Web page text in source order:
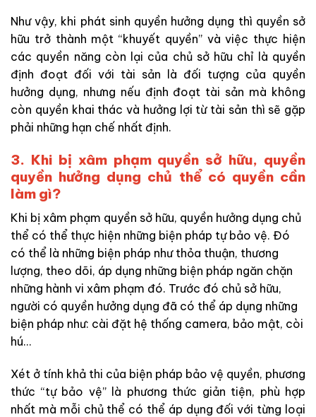
Như vậy, khi phát sinh quyền hưởng dụng thì quyền sở
hữu trở thành một “khuyết quyền” và việc thực hiện
các quyền năng còn lại của chủ sở hữu chỉ là quyền
định đoạt đối với tài sản là đối tượng của quyền
hưởng dụng, nhưng nếu định đoạt tài sản mà không
còn quyền khai thác và hưởng lợi từ tài sản thì sẽ gặp
phải những hạn chế nhất định.
3. Khi bị xâm phạm quyền sở hữu, quyền
quyền hưởng dụng chủ thể có quyền cần
làm gì?
Khi bị xâm phạm quyền sở hữu, quyền hưởng dụng chủ
thể có thể thực hiện những biện pháp tự bảo vệ. Đó
có thể là những biện pháp như thỏa thuận, thương
lượng, theo dõi, áp dụng những biện pháp ngăn chặn
những hành vi xâm phạm đó. Trước đó chủ sở hữu,
người có quyền hưởng dụng đã có thể áp dụng những
biện pháp như: cài đặt hệ thống camera, bảo mật, còi
hú…
Xét ở tính khả thi của biện pháp bảo vệ quyền, phương
thức “tự bảo vệ” là phương thức giản tiện, phù hợp
nhất mà mỗi chủ thể có thể áp dụng đối với từng loại